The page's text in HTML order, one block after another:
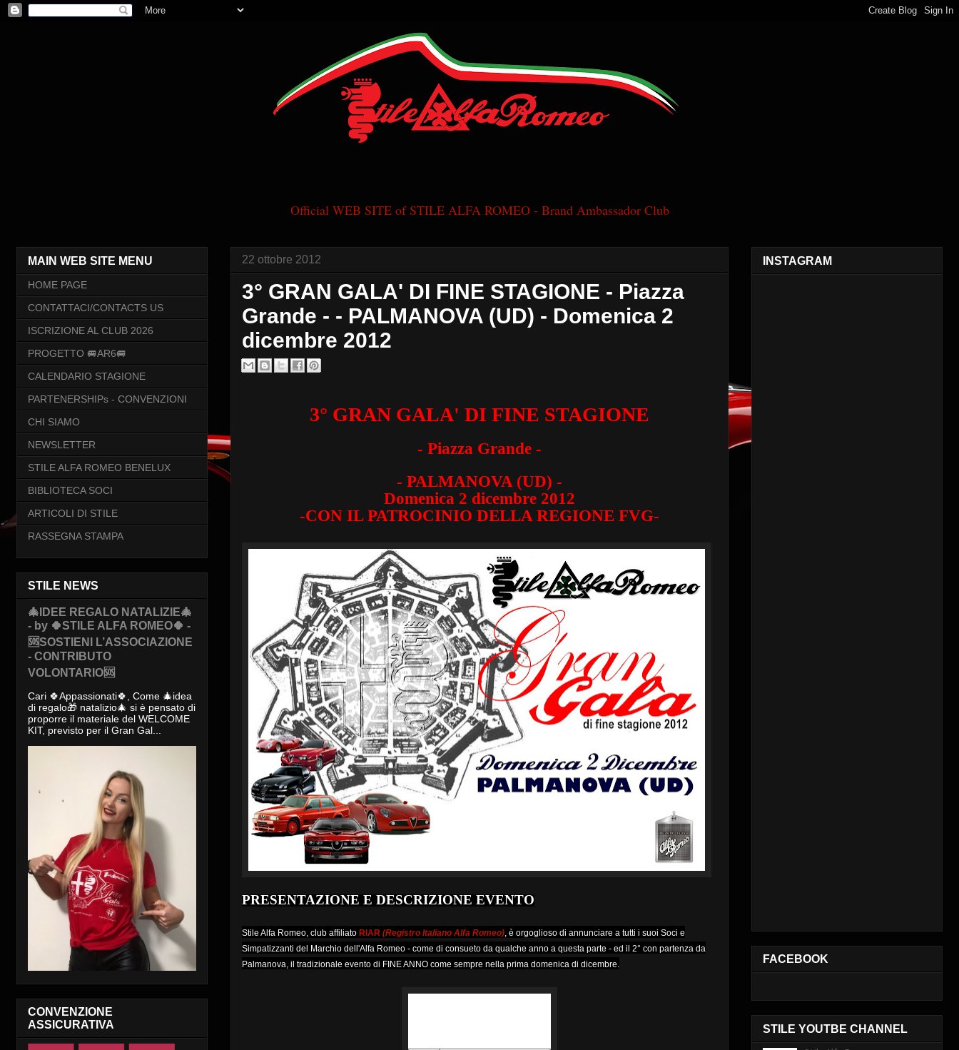
Official WEB SITE of STILE ALFA ROMEO - Brand Ambassador Club
22 ottobre 2012
3° GRAN GALA' DI FINE STAGIONE - Piazza
Grande - - PALMANOVA (UD) - Domenica 2
dicembre 2012
3° GRAN GALA' DI FINE STAGIONE
- Piazza Grande -
- PALMANOVA (UD) -
Domenica 2 dicembre 2012
-CON IL PATROCINIO DELLA REGIONE FVG-
PRESENTAZIONE E DESCRIZIONE EVENTO
Stile Alfa Romeo, club affiliato RIAR (Registro Italiano Alfa Romeo), è orgoglioso di annunciare a tutti i suoi Soci e
Simpatizzanti del Marchio dell'Alfa Romeo - come di consueto da qualche anno a questa parte - ed il 2° con partenza da
Palmanova, il tradizionale evento di FINE ANNO come sempre nella prima domenica di dicembre.
MAIN WEB SITE MENU
HOME PAGE
CONTATTACI/CONTACTS US
ISCRIZIONE AL CLUB 2026
PROGETTO 🚐AR6🚐
CALENDARIO STAGIONE
PARTENERSHIPs - CONVENZIONI
CHI SIAMO
NEWSLETTER
STILE ALFA ROMEO BENELUX
BIBLIOTECA SOCI
ARTICOLI DI STILE
RASSEGNA STAMPA
STILE NEWS
🎄IDEE REGALO NATALIZIE🎄
- by 🍀STILE ALFA ROMEO🍀 -
🆘SOSTIENI L’ASSOCIAZIONE
- CONTRIBUTO
VOLONTARIO🆘
Cari 🍀Appassionati🍀, Come 🎄idea
di regalo🎁 natalizio🎄 si è pensato di
proporre il materiale del WELCOME
KIT, previsto per il Gran Gal...
CONVENZIONE
ASSICURATIVA
INSTAGRAM
FACEBOOK
STILE YOUTBE CHANNEL